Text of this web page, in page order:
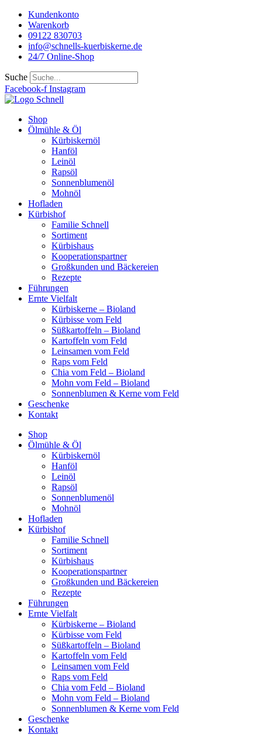
Kundenkonto
Warenkorb
09122 830703
info@schnells-kuerbiskerne.de
24/7 Online-Shop
Suche
Facebook-f Instagram
Shop
Ölmühle & Öl
Kürbiskernöl
Hanföl
Leinöl
Rapsöl
Sonnenblumenöl
Mohnöl
Hofladen
Kürbishof
Familie Schnell
Sortiment
Kürbishaus
Kooperationspartner
Großkunden und Bäckereien
Rezepte
Führungen
Ernte Vielfalt
Kürbiskerne – Bioland
Kürbisse vom Feld
Süßkartoffeln – Bioland
Kartoffeln vom Feld
Leinsamen vom Feld
Raps vom Feld
Chia vom Feld – Bioland
Mohn vom Feld – Bioland
Sonnenblumen & Kerne vom Feld
Geschenke
Kontakt
Shop
Ölmühle & Öl
Kürbiskernöl
Hanföl
Leinöl
Rapsöl
Sonnenblumenöl
Mohnöl
Hofladen
Kürbishof
Familie Schnell
Sortiment
Kürbishaus
Kooperationspartner
Großkunden und Bäckereien
Rezepte
Führungen
Ernte Vielfalt
Kürbiskerne – Bioland
Kürbisse vom Feld
Süßkartoffeln – Bioland
Kartoffeln vom Feld
Leinsamen vom Feld
Raps vom Feld
Chia vom Feld – Bioland
Mohn vom Feld – Bioland
Sonnenblumen & Kerne vom Feld
Geschenke
Kontakt